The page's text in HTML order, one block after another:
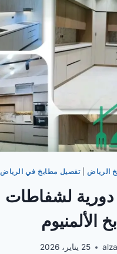
الرياض |تفصيل مطابخ في الرياض
دورية لشفاطات
الألمنيوم
25 يناير، 2026